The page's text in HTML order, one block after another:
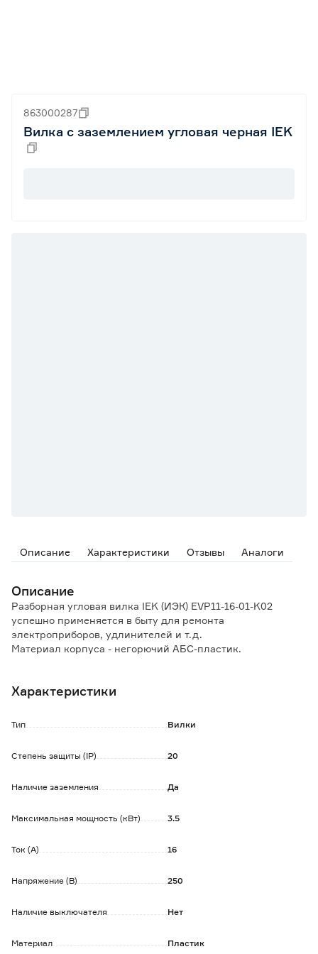
863000287
Вилка с заземлением угловая черная IEK
Описание Характеристики Отзывы Аналоги
Описание
Разборная угловая вилка IEK (ИЭК) EVP11-16-01-K02
успешно применяется в быту для ремонта
электроприборов, удлинителей и т.д.
Материал корпуса - негорючий АБС-пластик.
Характеристики
Тип Вилки
Степень защиты (IP) 20
Наличие заземления Да
Максимальная мощность (кВт) 3.5
Ток (А) 16
Напряжение (В) 250
Наличие выключателя Нет
Материал Пластик